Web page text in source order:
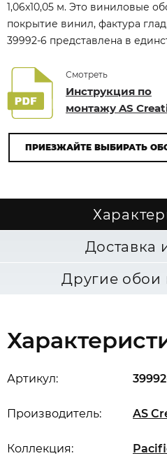
1,06x10,05 м. Это виниловые
покрытие винил, фактура
39992-6 представлена в
Смотреть
Инструкция по
монтажу AS
ПРИЕЗЖАЙТЕ ВЫБИРАТЬ
Доставка
Другие обои
Артикул:
Производитель: AS
Коллекция: